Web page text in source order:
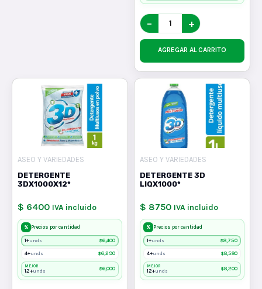
− +
AGREGAR AL CARRITO
ASEO Y VARIEDADES
DETERGENTE
3DX1000X12*
$ 6400 IVA incluido
% Precios por cantidad
1+unds $6,400
4+unds $6,290
MEJOR
12+unds $6,000
ASEO Y VARIEDADES
DETERGENTE 3D
LIQX1000*
$ 8750 IVA incluido
% Precios por cantidad
1+unds $8,750
4+unds $8,580
MEJOR
12+unds $8,200